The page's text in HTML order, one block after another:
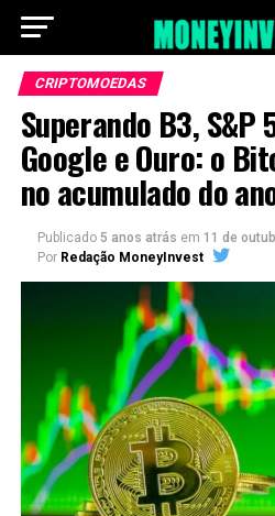
CRIPTOMOEDAS
Superando B3, S&P
Google e Ouro: o
no acumulado do
Publicado 5 anos atrás em 11 de
Por Redação MoneyInvest